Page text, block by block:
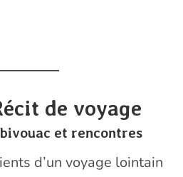
de voyage
et rencontres
d’un voyage lointain